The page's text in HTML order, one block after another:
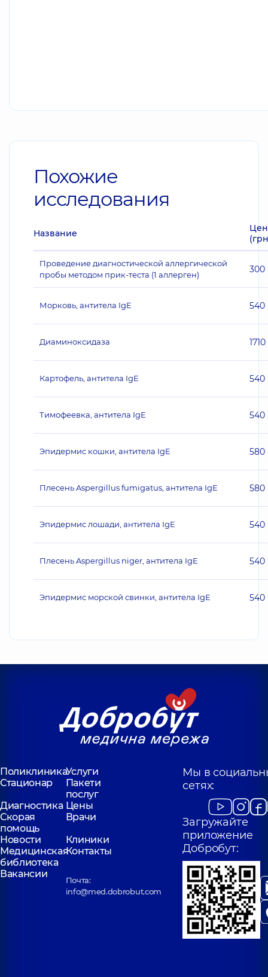
Похожие
исследования
Название
Проведение диагностической аллергической
пробы методом прик-теста (1 аллерген)
300
Морковь, антитела IgE 540
Диаминоксидаза 1710
Картофель, антитела IgE 540
Тимофеевка, антитела IgE 540
Эпидермис кошки, антитела IgE 580
Плесень Aspergillus fumigatus, антитела IgE 580
Эпидермис лошади, антитела IgE 540
Плесень Aspergillus niger, антитела IgE 540
Эпидермис морской свинки, антитела IgE 540
ПоликлиникаУслуги
Стационар
Пакети
послуг
Диагностика Цены
Скорая
помощь
Врачи
Новости
Клиники
Медицинская
библиотека
Контакты
Вакансии
Почта:
info@med.dobrobut.com
Мы в
сетях:
Загружайте
приложение
Добробут: